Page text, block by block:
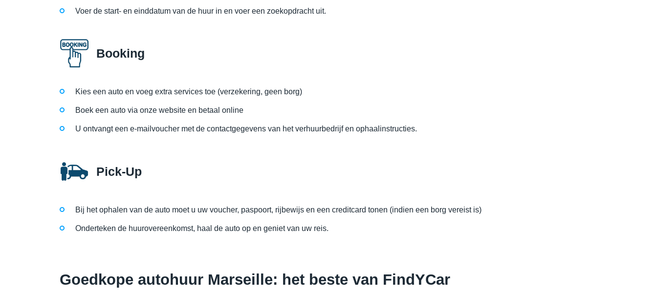
Voer de start- en einddatum van de huur in en voer een zoekopdracht uit.
Booking
Kies een auto en voeg extra services toe (verzekering, geen borg)
Boek een auto via onze website en betaal online
U ontvangt een e-mailvoucher met de contactgegevens van het verhuurbedrijf en ophaalinstructies.
Pick-Up
Bij het ophalen van de auto moet u uw voucher, paspoort, rijbewijs en een creditcard tonen (indien een borg vereist is)
Onderteken de huurovereenkomst, haal de auto op en geniet van uw reis.
Goedkope autohuur Marseille: het beste van FindYCar